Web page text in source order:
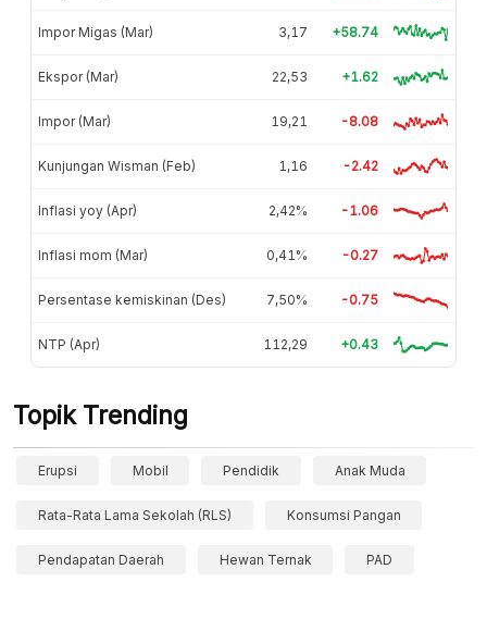
Impor Migas (Mar) 3,17 +58.74
Ekspor (Mar) 22,53 +1.62
Impor (Mar) 19,21 -8.08
Kunjungan Wisman (Feb) 1,16 -2.42
Inflasi yoy (Apr) 2,42% -1.06
Inflasi mom (Mar) 0,41% -0.27
Persentase kemiskinan (Des) 7,50% -0.75
NTP (Apr) 112,29 +0.43
Topik Trending
Erupsi Mobil Pendidik Anak Muda
Rata-Rata Lama Sekolah (RLS) Konsumsi Pangan
Pendapatan Daerah Hewan Ternak PAD